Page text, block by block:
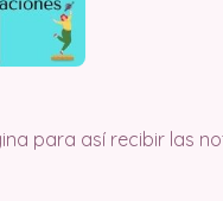
para así recibir las